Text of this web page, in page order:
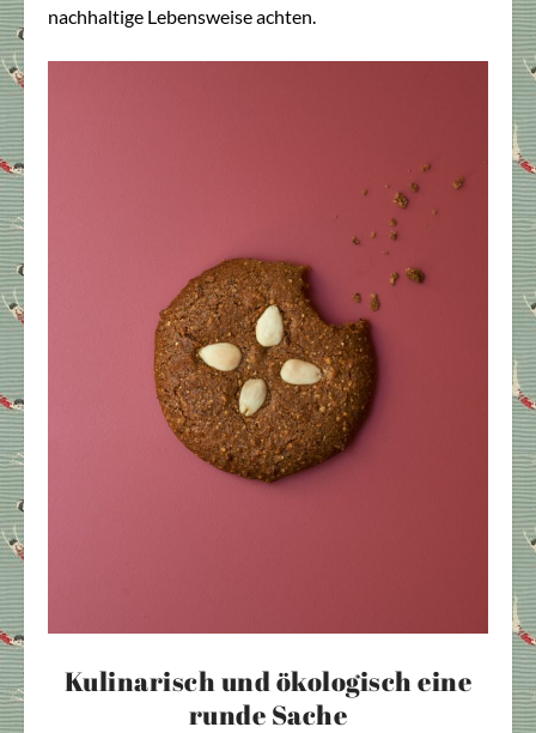
nachhaltige Lebensweise achten.
Kulinarisch und ökologisch eine
runde Sache